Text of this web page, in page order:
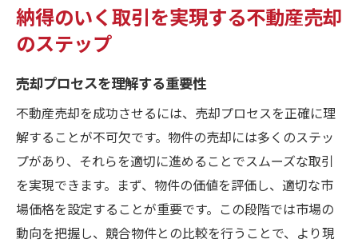
納得のいく取引を実現する不動産売却
のステップ
売却プロセスを理解する重要性
不動産売却を成功させるには、売却プロセスを正確に理
解することが不可欠です。物件の売却には多くのステッ
プがあり、それらを適切に進めることでスムーズな取引
を実現できます。まず、物件の価値を評価し、適切な市
場価格を設定することが重要です。この段階では市場の
動向を把握し、競合物件との比較を行うことで、より現